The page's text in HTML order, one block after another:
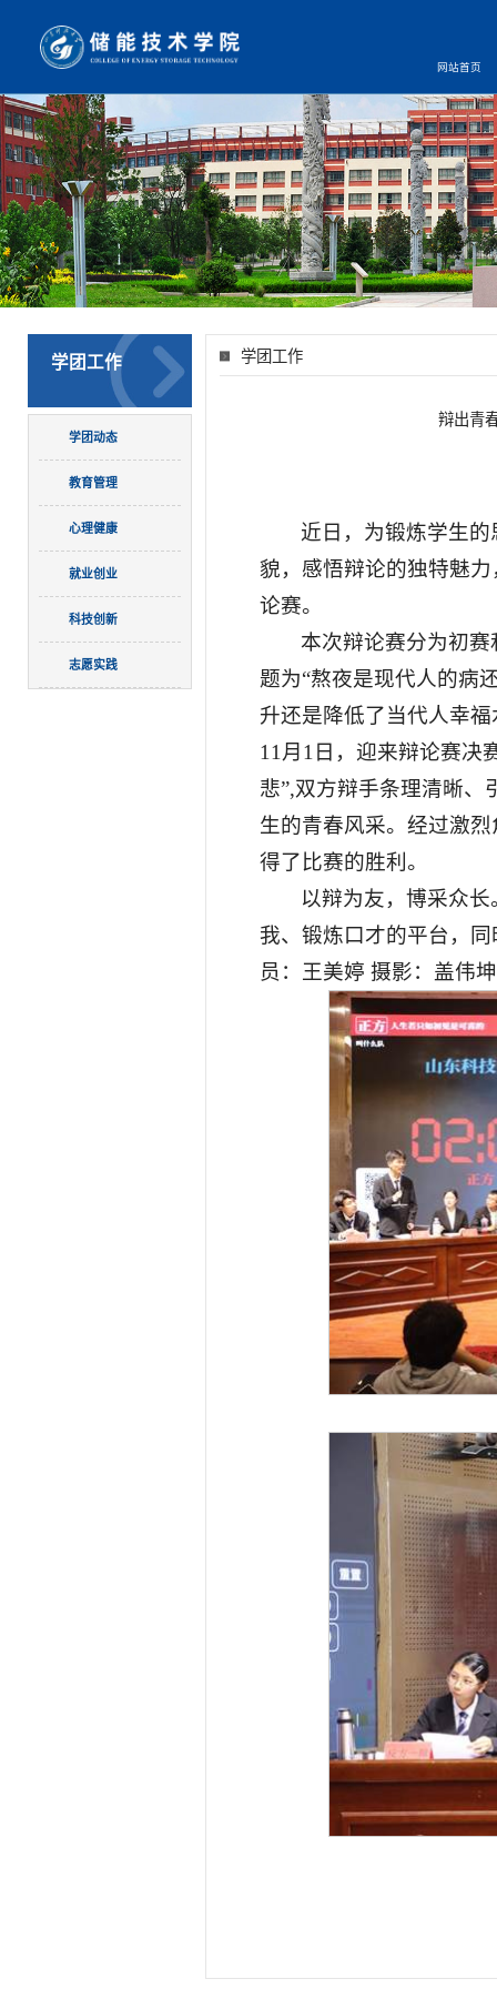
网站首页
学团工作
学团动态
教育管理
心理健康
就业创业
科技创新
志愿实践
学团工作
辩出青
近日，为锻炼学生
貌，感悟辩论的独特魅力
论赛。
本次辩论赛分为初
题为“熬夜是现代人的病
升还是降低了当代人幸
11月1日，迎来辩论赛决
悲”,双方辩手条理清晰、
生的青春风采。经过激
得了比赛的胜利。
以辩为友，博采众
我、锻炼口才的平台，
员：王美婷 摄影：盖伟